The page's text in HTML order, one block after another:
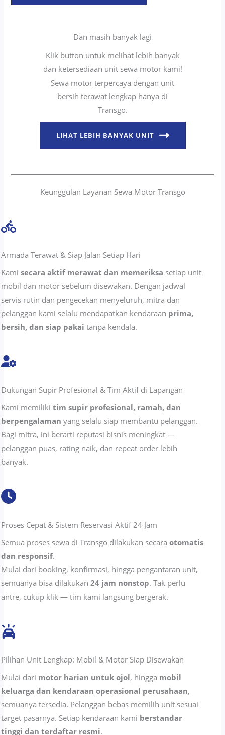
Dan masih banyak lagi
Klik button untuk melihat lebih banyak
dan ketersediaan unit sewa motor kami!
Sewa motor terpercaya dengan unit
bersih terawat lengkap hanya di
Transgo.
LIHAT LEBIH BANYAK UNIT
Keunggulan Layanan Sewa Motor Transgo
Armada Terawat & Siap Jalan Setiap Hari
Kamisecara aktif merawat dan memeriksa setiap unit
mobil dan motor sebelum disewakan. Dengan jadwal
servis rutin dan pengecekan menyeluruh, mitra dan
pelanggan kami selalu mendapatkan kendaraan prima,
bersih, dan siap pakai tanpa kendala.
Dukungan Supir Profesional & Tim Aktif di Lapangan
Kami memilikitim supir profesional, ramah, dan
berpengalaman yang selalu siap membantu pelanggan.
Bagi mitra, ini berarti reputasi bisnis meningkat —
pelanggan puas, rating naik, dan repeat order lebih
banyak.
Proses Cepat & Sistem Reservasi Aktif 24 Jam
Semua proses sewa di Transgo dilakukan secaraotomatis
dan responsif.
Mulai dari booking, konfirmasi, hingga pengantaran unit,
semuanya bisa dilakukan24 jam nonstop. Tak perlu
antre, cukup klik — tim kami langsung bergerak.
Pilihan Unit Lengkap: Mobil & Motor Siap Disewakan
Mulai dari motor harian untuk ojol, hingga mobil
keluarga dan kendaraan operasional perusahaan,
semuanya tersedia. Pelanggan bebas memilih unit sesuai
target pasarnya. Setiap kendaraan kami berstandar
tinggi dan terdaftar resmi.